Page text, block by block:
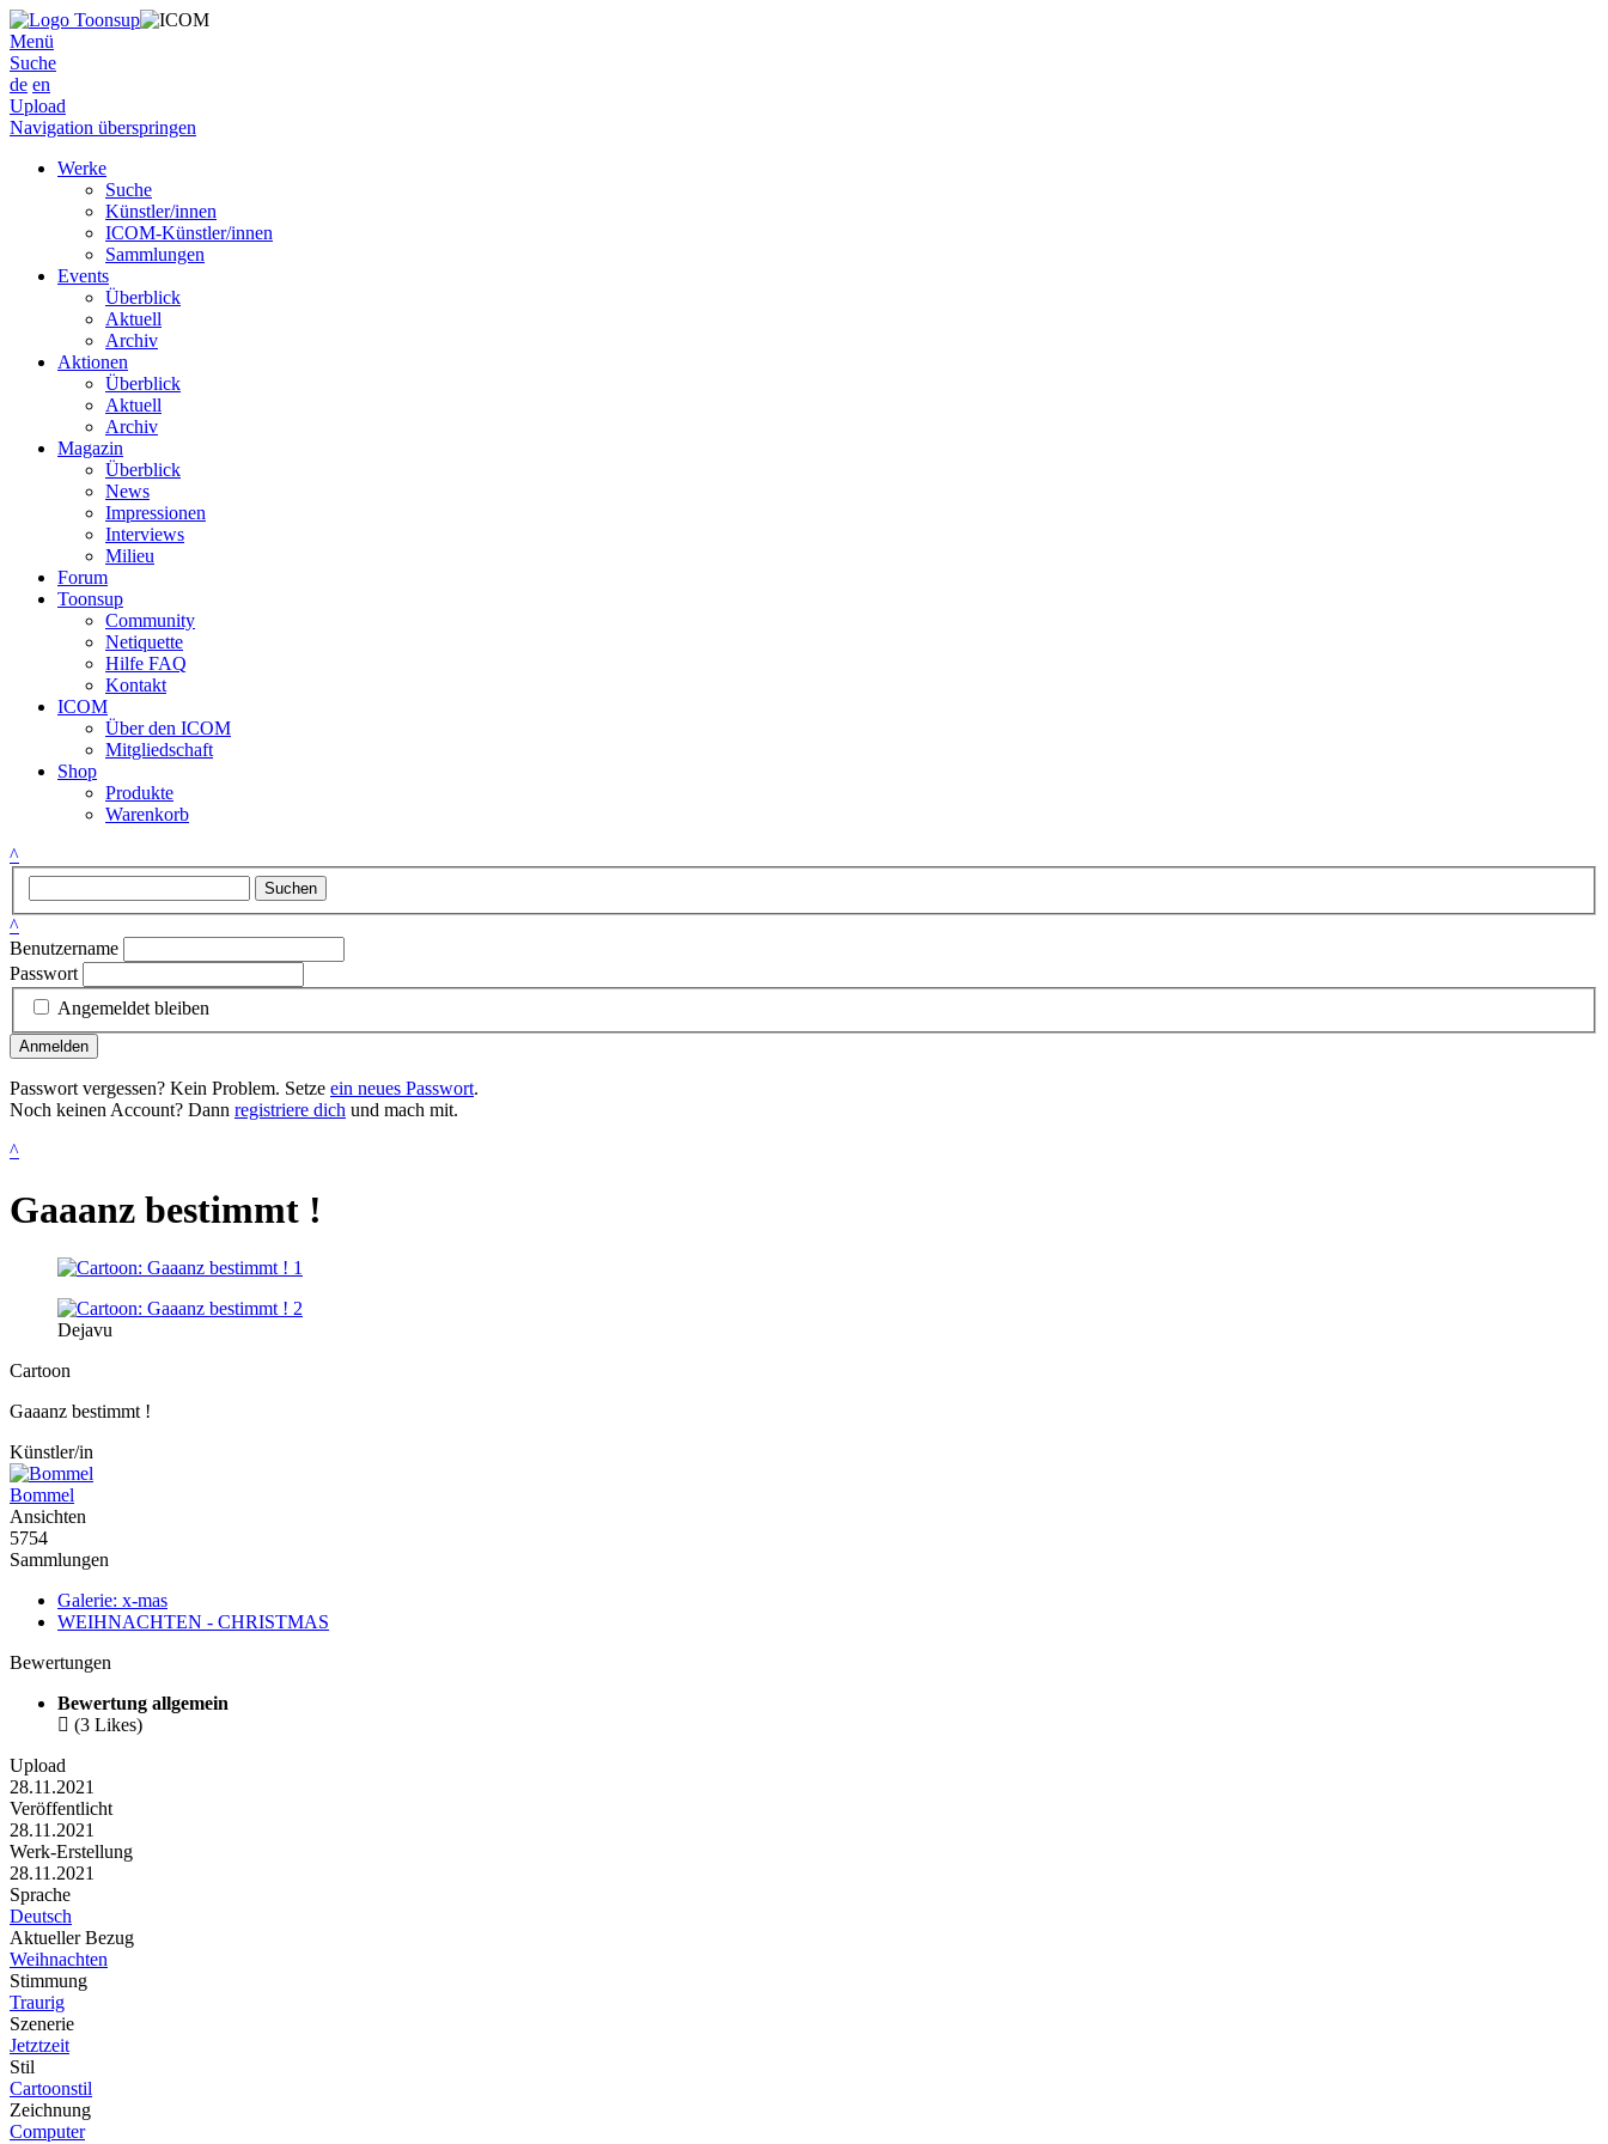
Menü
Suche
de en
Upload
Navigation überspringen
Werke
Suche
Künstler/innen
ICOM-Künstler/innen
Sammlungen
Events
Überblick
Aktuell
Archiv
Aktionen
Überblick
Aktuell
Archiv
Magazin
Überblick
News
Impressionen
Interviews
Milieu
Forum
Toonsup
Community
Netiquette
Hilfe FAQ
Kontakt
ICOM
Über den ICOM
Mitgliedschaft
Shop
Produkte
Warenkorb
^
Suchen
^
Benutzername
Passwort
Angemeldet bleiben
Anmelden
Passwort vergessen? Kein Problem. Setze ein neues Passwort.
Noch keinen Account? Dann registriere dich und mach mit.
^
Gaaanz bestimmt !
Dejavu
Cartoon
Gaaanz bestimmt !
Künstler/in
Bommel
Ansichten
5754
Sammlungen
Galerie: x-mas
WEIHNACHTEN - CHRISTMAS
Bewertungen
Bewertung allgemein
 (3 Likes)
Upload
28.11.2021
Veröffentlicht
28.11.2021
Werk-Erstellung
28.11.2021
Sprache
Deutsch
Aktueller Bezug
Weihnachten
Stimmung
Traurig
Szenerie
Jetztzeit
Stil
Cartoonstil
Zeichnung
Computer